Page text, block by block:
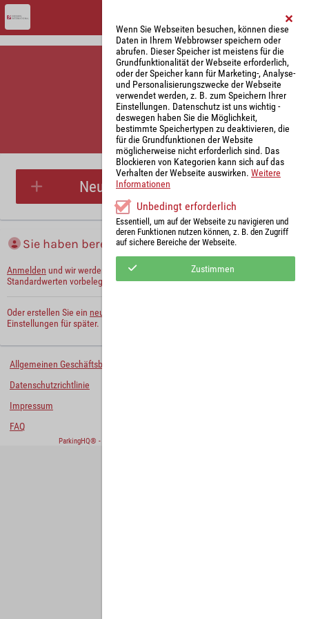
Parkplatzreservierung
Sie haben bereits ein Konto?
Anmelden und wir werden die notwendigen Informationen mit Ihren
Standardwerten vorbelegen.
Oder erstellen Sie ein neues Benutzerkonto
Einstellungen für später.
Neue Parkplatzreservierung
Allgemeinen Geschäftsbedingungen
Datenschutzrichtlinie
Impressum
FAQ
ParkingHQ® - eine Lösung von
Wenn Sie Webseiten besuchen, können diese
Daten in Ihrem Webbrowser speichern oder
abrufen. Dieser Speicher ist meistens für die
Grundfunktionalität der Webseite erforderlich,
oder der Speicher kann für Marketing-, Analyse-
und Personalisierungszwecke der Webseite
verwendet werden, z. B. zum Speichern Ihrer
Einstellungen. Datenschutz ist uns wichtig -
deswegen haben Sie die Möglichkeit,
bestimmte Speichertypen zu deaktivieren, die
für die Grundfunktionen der Website
möglicherweise nicht erforderlich sind. Das
Blockieren von Kategorien kann sich auf das
Verhalten der Webseite auswirken. Weitere
Informationen
Unbedingt erforderlich
Essentiell, um auf der Webseite zu navigieren und
deren Funktionen nutzen können, z. B. den Zugriff
auf sichere Bereiche der Webseite.
Zustimmen